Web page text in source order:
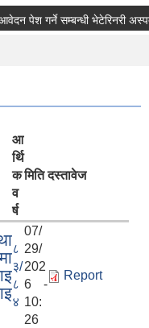
पेश गर्ने सम्बन्धी भेटेरिनरी
आ
र्थि
क
व
र्ष
मिति दस्तावेज
८
३/
८
४
07/
29/
202
6 -
10:
26
Report